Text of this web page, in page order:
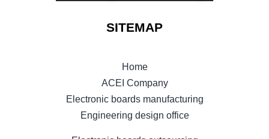
SITEMAP
Home
ACEI Company
Electronic boards manufacturing
Engineering design office